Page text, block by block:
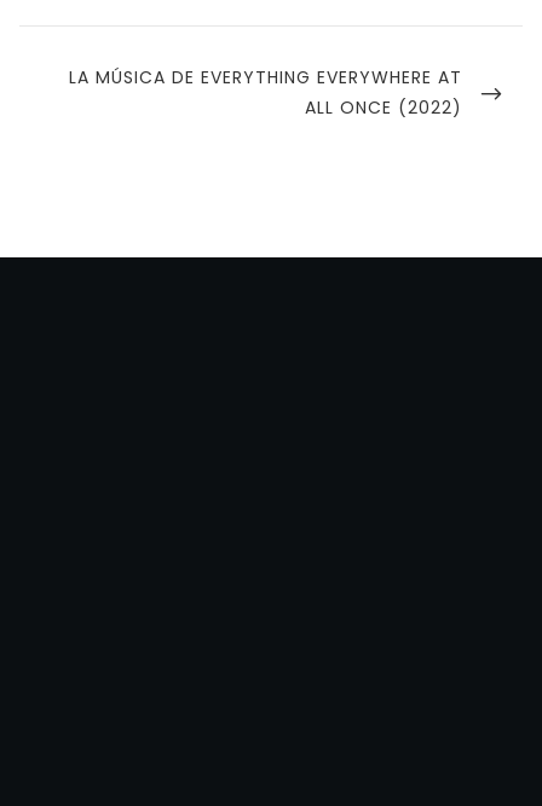
NEXT
LA MÚSICA DE EVERYTHING EVERYWHERE AT
ALL ONCE (2022)